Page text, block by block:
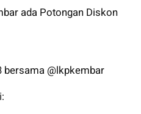
ada Potongan Diskon
bersama @lkpkembar